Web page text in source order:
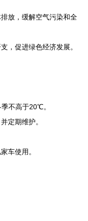
放，缓解空气污染和全
，促进绿色经济发展。
不高于20℃。
定期维护。
车使用。